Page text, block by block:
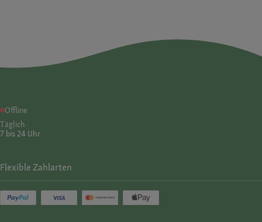
Offline
Täglich
7 bis 24 Uhr
Flexible Zahlarten